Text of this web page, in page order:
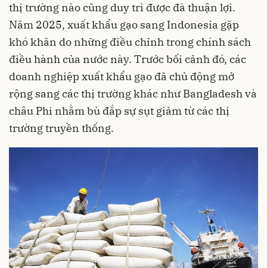
thị trường nào cũng duy trì được đà thuận lợi.
Năm 2025, xuất khẩu gạo sang Indonesia gặp
khó khăn do những điều chỉnh trong chính sách
điều hành của nước này. Trước bối cảnh đó, các
doanh nghiệp xuất khẩu gạo đã chủ động mở
rộng sang các thị trường khác như Bangladesh và
châu Phi nhằm bù đắp sự sụt giảm từ các thị
trường truyền thống.